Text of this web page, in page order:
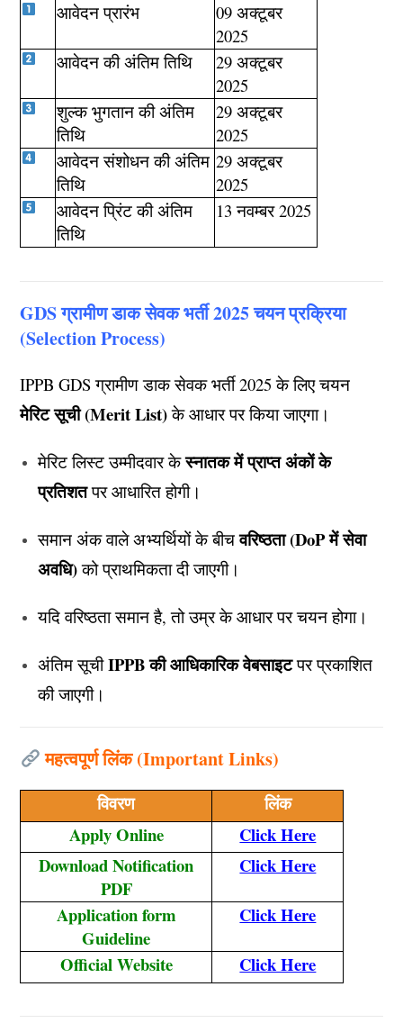
आवेदन प्रारंभ
09 अक्टूबर
2025
आवेदन की अंतिम तिथि
29 अक्टूबर
2025
शुल्क भुगतान की अंतिम
तिथि
29 अक्टूबर
2025
आवेदन संशोधन की अंतिम
तिथि
29 अक्टूबर
2025
आवेदन प्रिंट की अंतिम
तिथि
13 नवम्बर 2025
GDS ग्रामीण डाक सेवक भर्ती 2025 चयन प्रक्रिया
(Selection Process)
IPPB GDS ग्रामीण डाक सेवक भर्ती 2025 के लिए चयन
मेरिट सूची (Merit List)के आधार पर किया जाएगा।
मेरिट लिस्ट उम्मीदवार केस्नातक में प्राप्त अंकों के
प्रतिशतपर आधारित होगी।
समान अंक वाले अभ्यर्थियों के बीचवरिष्ठता (DoP में सेवा
अवधि)को प्राथमिकता दी जाएगी।
यदि वरिष्ठता समान है, तो उम्र के आधार पर चयन होगा।
अंतिम सूचीIPPB की आधिकारिक वेबसाइटपर प्रकाशित
की जाएगी।
महत्वपूर्ण लिंक (Important Links)
विवरण
लिंक
Apply Online
Click Here
Download Notification
PDF
Click Here
Application form
Guideline
Click Here
Official Website Click Here